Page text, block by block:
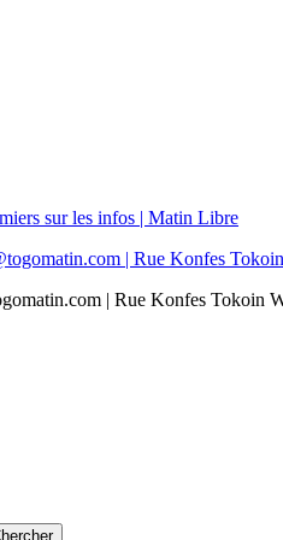
sur les infos | Matin Libre
| Rue Konfes Tokoin